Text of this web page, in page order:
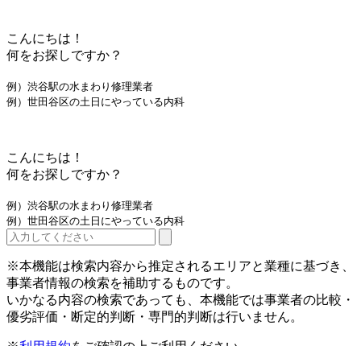
こんにちは！
何をお探しですか？
例）渋谷駅の水まわり修理業者
例）世田谷区の土日にやっている内科
こんにちは！
何をお探しですか？
例）渋谷駅の水まわり修理業者
例）世田谷区の土日にやっている内科
※本機能は検索内容から推定されるエリアと業種に基づき、
事業者情報の検索を補助するものです。
いかなる内容の検索であっても、本機能では事業者の比較・
優劣評価・断定的判断・専門的判断は行いません。